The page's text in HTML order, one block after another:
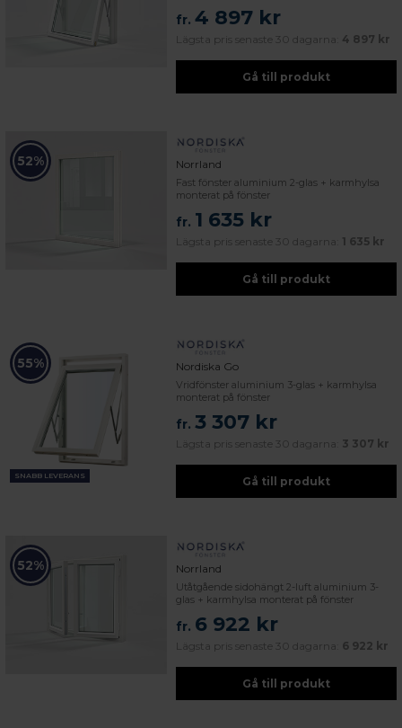
fr. 4 897 kr
Lägsta pris senaste 30 dagarna: 4 897 kr
Gå till produkt
52% Norrland
Fast fönster aluminium 2-glas + karmhylsa
monterat på fönster
fr. 1 635 kr
Lägsta pris senaste 30 dagarna: 1 635 kr
Gå till produkt
55%
SNABB LEVERANS
Nordiska Go
Vridfönster aluminium 3-glas + karmhylsa
monterat på fönster
fr. 3 307 kr
Lägsta pris senaste 30 dagarna: 3 307 kr
Gå till produkt
52% Norrland
Utåtgående sidohängt 2-luft aluminium 3-
glas + karmhylsa monterat på fönster
fr. 6 922 kr
Lägsta pris senaste 30 dagarna: 6 922 kr
Gå till produkt